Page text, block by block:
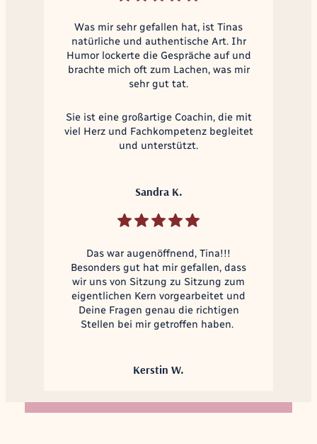
Was mir sehr gefallen hat, ist Tinas
natürliche und authentische Art. Ihr
Humor lockerte die Gespräche auf und
brachte mich oft zum Lachen, was mir
sehr gut tat.
Sie ist eine großartige Coachin, die mit
viel Herz und Fachkompetenz begleitet
und unterstützt.
Sandra K.
Das war augenöffnend, Tina!!!
Besonders gut hat mir gefallen, dass
wir uns von Sitzung zu Sitzung zum
eigentlichen Kern vorgearbeitet und
Deine Fragen genau die richtigen
Stellen bei mir getroffen haben.
Kerstin W.